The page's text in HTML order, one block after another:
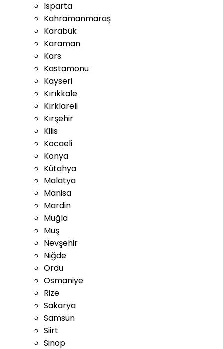
Isparta
Kahramanmaraş
Karabük
Karaman
Kars
Kastamonu
Kayseri
Kırıkkale
Kırklareli
Kırşehir
Kilis
Kocaeli
Konya
Kütahya
Malatya
Manisa
Mardin
Muğla
Muş
Nevşehir
Niğde
Ordu
Osmaniye
Rize
Sakarya
Samsun
Siirt
Sinop